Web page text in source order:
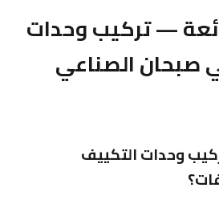
— تركيب وحدات
صبحان الصناعي
وحدات التكييف